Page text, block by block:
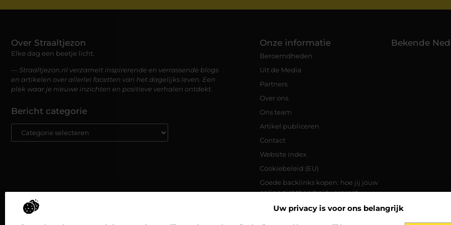
Uw privacy is voor ons belangrijk
Over Straaltjezon
Elke dag een beetje licht.
— Straaltjezon.nl verzamelt inspirerende en verrassende blogs
en artikelen over allerlei facetten van het dagelijks leven. Een
plek waar je nieuwe inzichten en positieve verhalen ontdekt.
Bericht categorie
Onze informatie
Beroemdheden
Uit de Media
Partners
Over ons
Ons team
Artikel publiceren
Contact
Website index
Cookiebeleid (EU)
Goede backlinks kopen: hoe jij jouw
online zichtbaarheid vergroot
Manieren om geld te verdienen met je
Bekende